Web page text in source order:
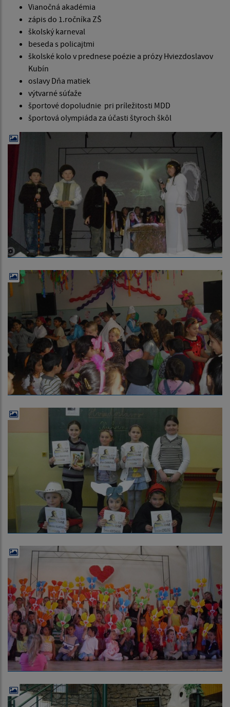
Vianočná akadémia
zápis do 1.ročníka ZŠ
školský karneval
beseda s policajtmi
školské kolo v prednese poézie a prózy Hviezdoslavov
Kubín
oslavy Dňa matiek
výtvarné súťaže
športové dopoludnie pri príležitosti MDD
športová olympiáda za účasti štyroch škôl